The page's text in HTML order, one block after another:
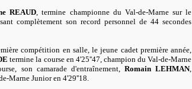
REAUD, termine championne du Val-de-Marne sur le
complètement son record personnel de 44 secondes
compétition en salle, le jeune cadet première année,
termine la course en 4'25''47, champion du Val-de-Marne
son camarade d'entraînement, Romain LEHMAN,
Marne Junior en 4'29''18.